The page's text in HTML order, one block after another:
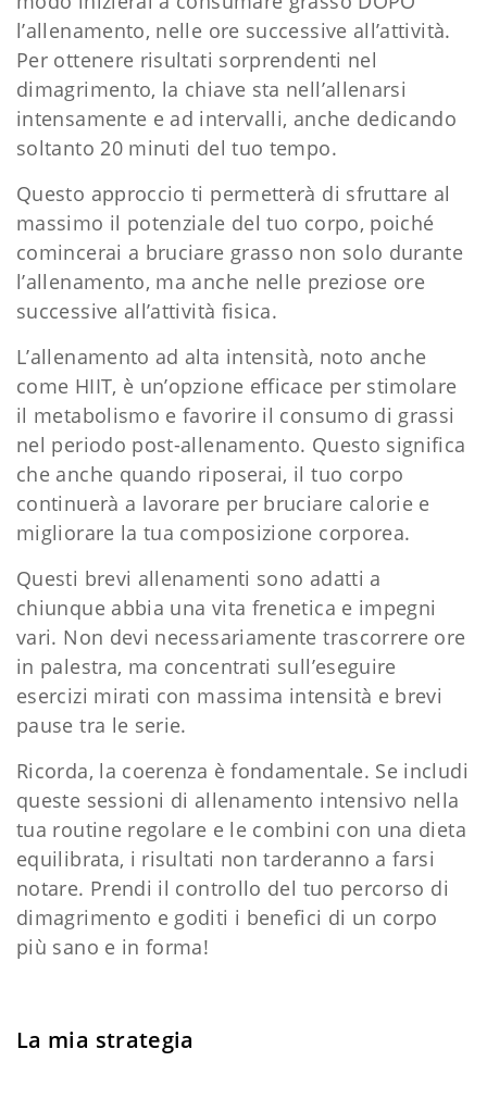
l’allenamento, nelle ore successive all’attività.
Per ottenere risultati sorprendenti nel
dimagrimento, la chiave sta nell’allenarsi
intensamente e ad intervalli, anche dedicando
soltanto 20 minuti del tuo tempo.
Questo approccio ti permetterà di sfruttare al
massimo il potenziale del tuo corpo, poiché
comincerai a bruciare grasso non solo durante
l’allenamento, ma anche nelle preziose ore
successive all’attività fisica.
L’allenamento ad alta intensità, noto anche
come HIIT, è un’opzione efficace per stimolare
il metabolismo e favorire il consumo di grassi
nel periodo post-allenamento. Questo significa
che anche quando riposerai, il tuo corpo
continuerà a lavorare per bruciare calorie e
migliorare la tua composizione corporea.
Questi brevi allenamenti sono adatti a
chiunque abbia una vita frenetica e impegni
vari. Non devi necessariamente trascorrere ore
in palestra, ma concentrati sull’eseguire
esercizi mirati con massima intensità e brevi
pause tra le serie.
Ricorda, la coerenza è fondamentale. Se includi
queste sessioni di allenamento intensivo nella
tua routine regolare e le combini con una dieta
equilibrata, i risultati non tarderanno a farsi
notare. Prendi il controllo del tuo percorso di
dimagrimento e goditi i benefici di un corpo
più sano e in forma!
La mia strategia